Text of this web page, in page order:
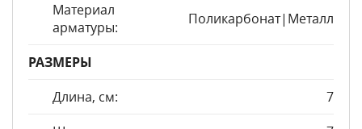
Материал
арматуры:
Поликарбонат|Металл
РАЗМЕРЫ
Длина, см:
7